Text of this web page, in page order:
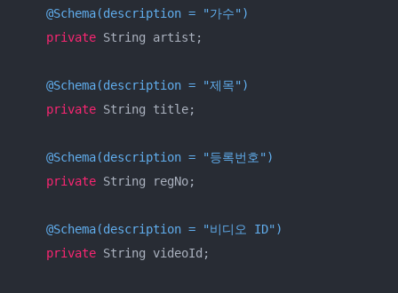
@Schema(description = "가수")
private String artist;
@Schema(description = "제목")
private String title;
@Schema(description = "등록번호")
private String regNo;
@Schema(description = "비디오 ID")
private String videoId;